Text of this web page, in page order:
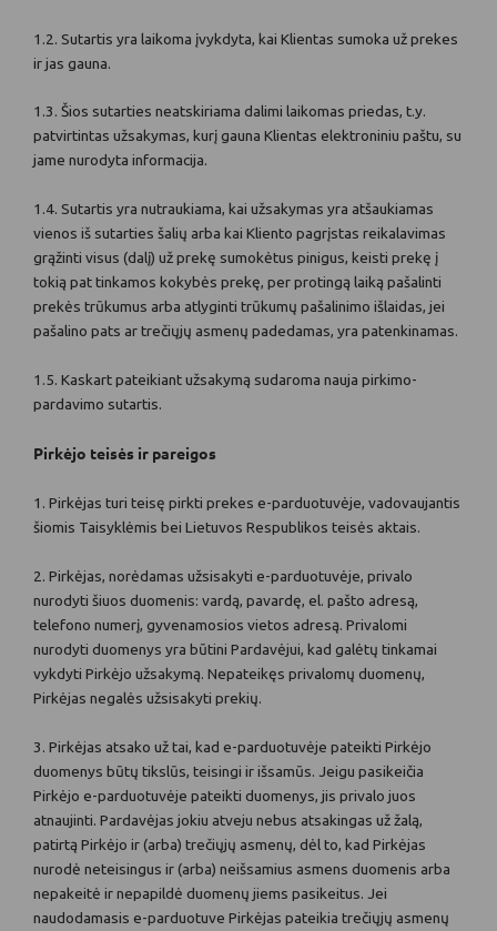
1.2. Sutartis yra laikoma įvykdyta, kai Klientas sumoka už prekes
ir jas gauna.
1.3. Šios sutarties neatskiriama dalimi laikomas priedas, t.y.
patvirtintas užsakymas, kurį gauna Klientas elektroniniu paštu, su
jame nurodyta informacija.
1.4. Sutartis yra nutraukiama, kai užsakymas yra atšaukiamas
vienos iš sutarties šalių arba kai Kliento pagrįstas reikalavimas
grąžinti visus (dalį) už prekę sumokėtus pinigus, keisti prekę į
tokią pat tinkamos kokybės prekę, per protingą laiką pašalinti
prekės trūkumus arba atlyginti trūkumų pašalinimo išlaidas, jei
pašalino pats ar trečiųjų asmenų padedamas, yra patenkinamas.
1.5. Kaskart pateikiant užsakymą sudaroma nauja pirkimo-
pardavimo sutartis.
Pirkėjo teisės ir pareigos
1. Pirkėjas turi teisę pirkti prekes e-parduotuvėje, vadovaujantis
šiomis Taisyklėmis bei Lietuvos Respublikos teisės aktais.
2. Pirkėjas, norėdamas užsisakyti e-parduotuvėje, privalo
nurodyti šiuos duomenis: vardą, pavardę, el. pašto adresą,
telefono numerį, gyvenamosios vietos adresą. Privalomi
nurodyti duomenys yra būtini Pardavėjui, kad galėtų tinkamai
vykdyti Pirkėjo užsakymą. Nepateikęs privalomų duomenų,
Pirkėjas negalės užsisakyti prekių.
3. Pirkėjas atsako už tai, kad e-parduotuvėje pateikti Pirkėjo
duomenys būtų tikslūs, teisingi ir išsamūs. Jeigu pasikeičia
Pirkėjo e-parduotuvėje pateikti duomenys, jis privalo juos
atnaujinti. Pardavėjas jokiu atveju nebus atsakingas už žalą,
patirtą Pirkėjo ir (arba) trečiųjų asmenų, dėl to, kad Pirkėjas
nurodė neteisingus ir (arba) neišsamius asmens duomenis arba
nepakeitė ir nepapildė duomenų jiems pasikeitus. Jei
naudodamasis e-parduotuve Pirkėjas pateikia trečiųjų asmenų